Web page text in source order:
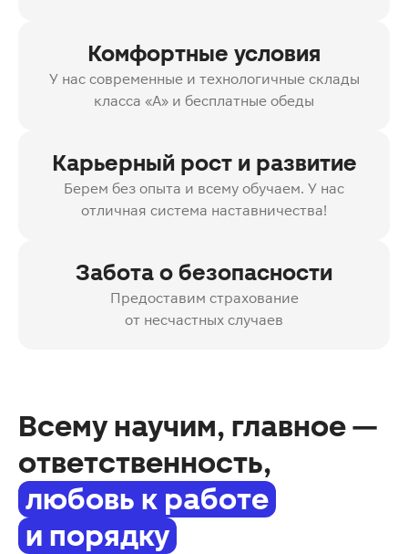
Комфортные условия
У нас современные и технологичные склады
класса «А» и бесплатные обеды
Карьерный рост и развитие
Берем без опыта и всему обучаем. У нас
отличная система наставничества!
Забота о безопасности
Предоставим страхование
от несчастных случаев
Всему научим, главное —
ответственность,
любовь к работе
и порядку